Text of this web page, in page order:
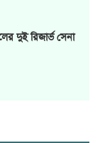
দুই রিজার্ভ সেনা